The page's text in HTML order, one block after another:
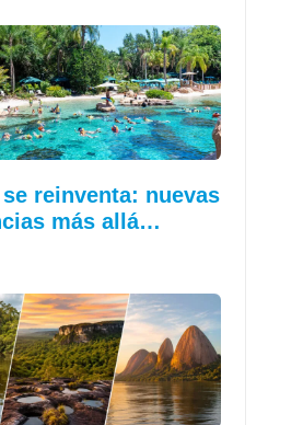
reinventa: nuevas
más allá…